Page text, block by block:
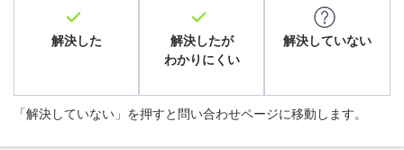
解決した
解決したが
わかりにくい
解決していない
「解決していない」を押すと問い合わせページに移動します。